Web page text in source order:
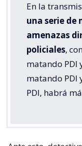
En la
una serie de
amenazas
policiales,
matando PDI
matando PDI
PDI, habrá